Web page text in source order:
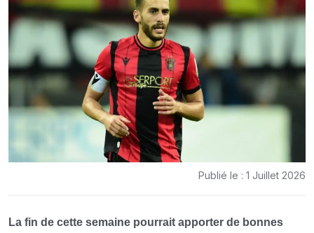
Publié le : 1 Juillet 2026
La fin de cette semaine pourrait apporter de bonnes